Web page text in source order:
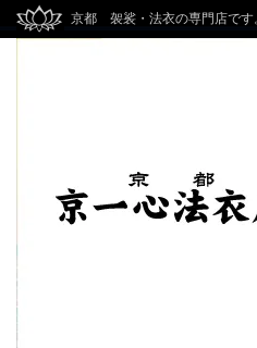
京都 袈裟・法衣の専門店です